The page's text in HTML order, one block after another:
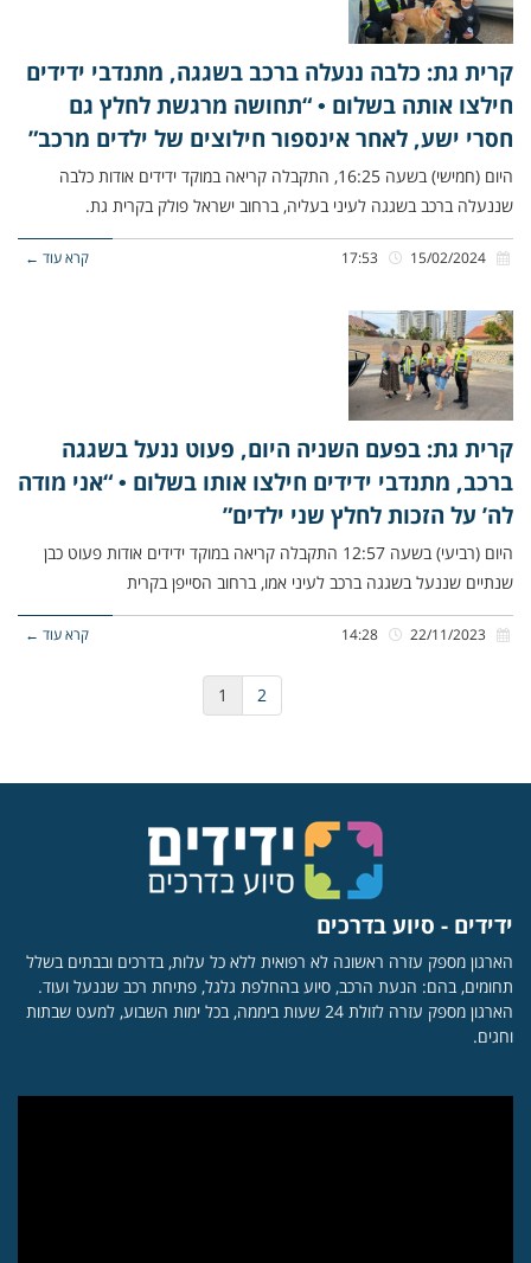
קרית גת: כלבה ננעלה ברכב בשגגה, מתנדבי ידידים
חילצו אותה בשלום • “תחושה מרגשת לחלץ גם
חסרי ישע, לאחר אינספור חילוצים של ילדים מרכב”
היום (חמישי) בשעה 16:25, התקבלה קריאה במוקד ידידים אודות כלבה
שננעלה ברכב בשגגה לעיני בעליה, ברחוב ישראל פולק בקרית גת.
קרא עוד ←
קרית גת: בפעם השניה היום, פעוט ננעל בשגגה
ברכב, מתנדבי ידידים חילצו אותו בשלום • “אני מודה
לה’ על הזכות לחלץ שני ילדים”
היום (רביעי) בשעה 12:57 התקבלה קריאה במוקד ידידים אודות פעוט כבן
שנתיים שננעל בשגגה ברכב לעיני אמו, ברחוב הסייפן בקרית
קרא עוד ←
1 2
ידידים - סיוע בדרכים
הארגון מספק עזרה ראשונה לא רפואית ללא כל עלות, בדרכים ובבתים בשלל
תחומים, בהם: הנעת הרכב, סיוע בהחלפת גלגל, פתיחת רכב שננעל ועוד.
הארגון מספק עזרה לזולת 24 שעות ביממה, בכל ימות השבוע, למעט שבתות
וחגים.